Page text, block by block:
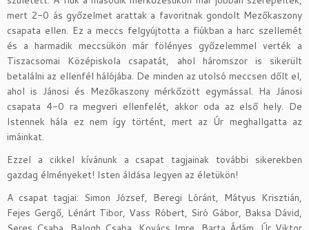
mert 2-0 ás győzelmet arattak a favoritnak gondolt Mezőkaszony
csapata ellen. Ez a meccs felgyújtotta a fiúkban a harc szellemét
és a harmadik meccsükön már fölényes győzelemmel verték a
Tiszacsomai Középiskola csapatát, ahol háromszor is sikerült
betalálni az ellenfél hálójába. De minden az utolsó meccsen dőlt el,
ahol is Jánosi és Mezőkaszony mérkőzött egymással. Ha Jánosi
csapata 4-0 ra megveri ellenfelét, akkor oda az első hely. De
Istennek hála ez nem így történt, mert az Úr meghallgatta az
imáinkat.
Ezzel a cikkel kívánunk a csapat tagjainak további sikerekben
gazdag élményeket! Isten áldása legyen az életükön!
A csapat tagjai: Simon József, Beregi Lóránt, Mátyus Krisztián,
Fejes Gergő, Lénárt Tibor, Vass Róbert, Siró Gábor, Baksa Dávid,